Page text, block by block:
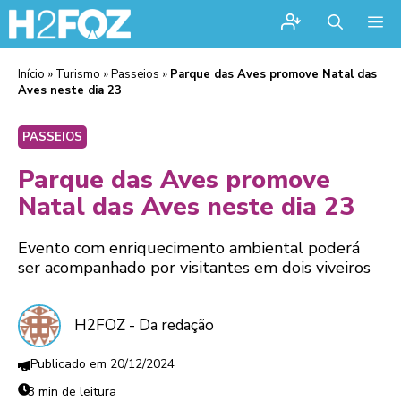
Início » Turismo »Passeios » Parque das Aves promove Natal das
Aves neste dia 23
PASSEIOS
Parque das Aves promove
Natal das Aves neste dia 23
Evento com enriquecimento ambiental poderá
ser acompanhado por visitantes em dois viveiros
H2FOZ - Da redação
20/12/2024
3 min de leitura